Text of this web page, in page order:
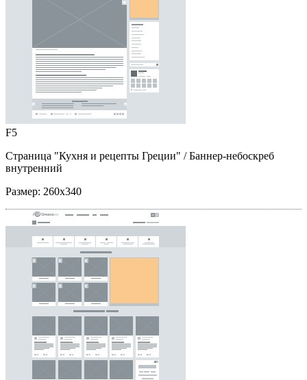
F5
Страница "Кухня и рецепты Греции" / Баннер-небоскреб
внутренний
Размер: 260x340